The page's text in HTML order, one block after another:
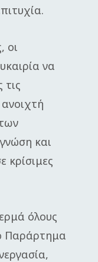
οι
να
και
κρίσιμες
όλους
Παράρτημα